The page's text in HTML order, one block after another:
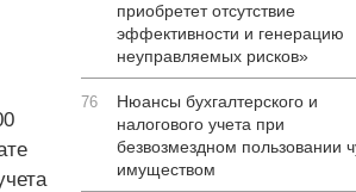
приобретет отсутствие
эффективности и генерацию
неуправляемых рисков»
76
Нюансы бухгалтерского и
налогового учета при
безвозмездном пользовании
имуществом